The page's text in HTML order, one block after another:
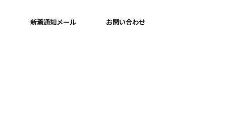
新着通知メール お問い合わせ